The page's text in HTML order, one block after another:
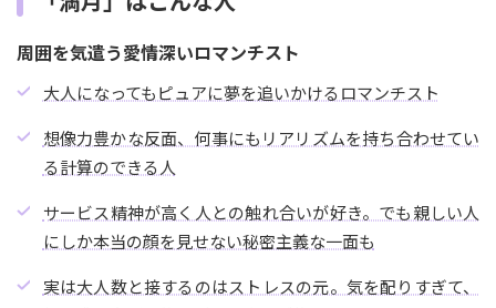
周囲を気遣う愛情深いロマンチスト
大人になってもピュアに夢を追いかけるロマンチスト
想像力豊かな反面、何事にもリアリズムを持ち合わせてい
る計算のできる人
サービス精神が高く人との触れ合いが好き。でも親しい人
にしか本当の顔を見せない秘密主義な一面も
実は大人数と接するのはストレスの元。気を配りすぎて、